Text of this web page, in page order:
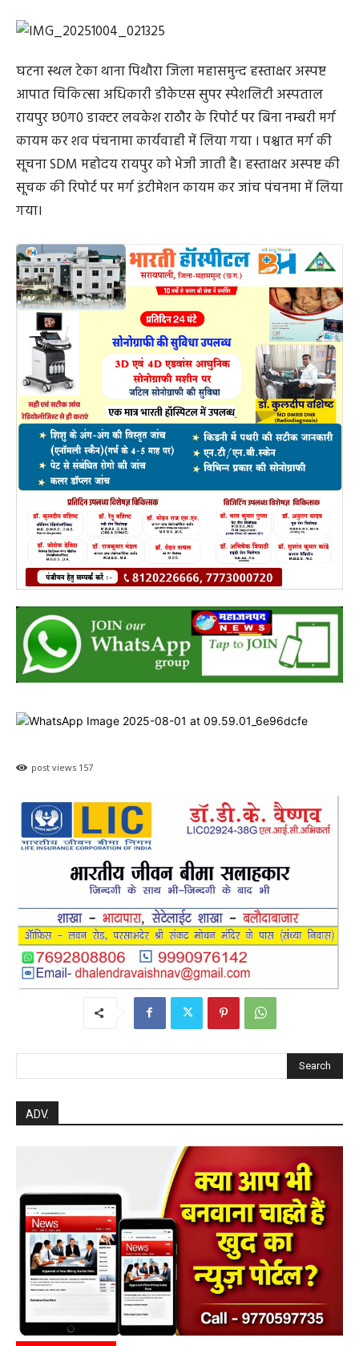
घटना स्थल टेका थाना पिथौरा जिला महासमुन्द हस्ताक्षर अस्पष्ट
आपात चिकित्सा अधिकारी डीकेएस सुपर स्पेशलिटी अस्पताल
रायपुर छ0ग0 डाक्टर लवकेश राठौर के रिपोर्ट पर बिना नम्बरी मर्ग
कायम कर शव पंचनामा कार्यवाही में लिया गया । पश्चात मर्ग की
सूचना SDM महोदय रायपुर को भेजी जाती है। हस्ताक्षर अस्पष्ट की
सूचक की रिपोर्ट पर मर्ग इंटीमेशन कायम कर जांच पंचनमा में लिया
गया।
post views 157
Search
ADV.